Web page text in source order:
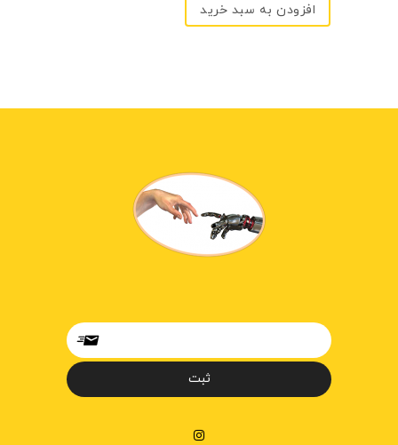
افزودن به سبد خرید